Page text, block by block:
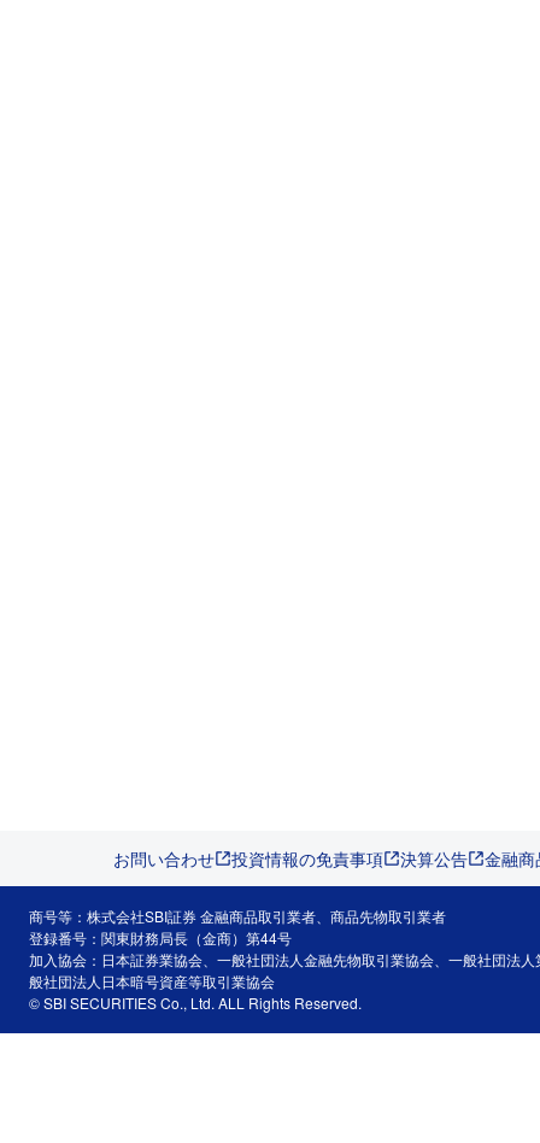
お問い合わせ 投資情報の免責事項 決算公告 金融
商号等：株式会社SBI証券 金融商品取引業者、商品先物取引業者
登録番号：関東財務局長（金商）第44号
加入協会：日本証券業協会、一般社団法人金融先物取引業協会、一般社団法
般社団法人日本暗号資産等取引業協会
© SBI SECURITIES Co., Ltd. ALL Rights Reserved.